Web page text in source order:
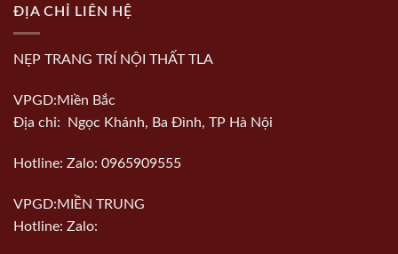
ĐỊA CHỈ LIÊN HỆ
NẸP TRANG TRÍ NỘI THẤT TLA
VPGD:Miền Bắc
Địa chỉ: Ngọc Khánh, Ba Đình, TP Hà Nội
Hotline: Zalo: 0965909555
VPGD:MIỀN TRUNG
Hotline: Zalo: